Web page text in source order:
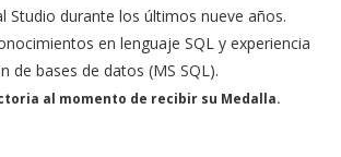
Studio durante los últimos nueve años.
en lenguaje SQL y experiencia
de bases de datos (MS SQL).
al momento de recibir su Medalla.